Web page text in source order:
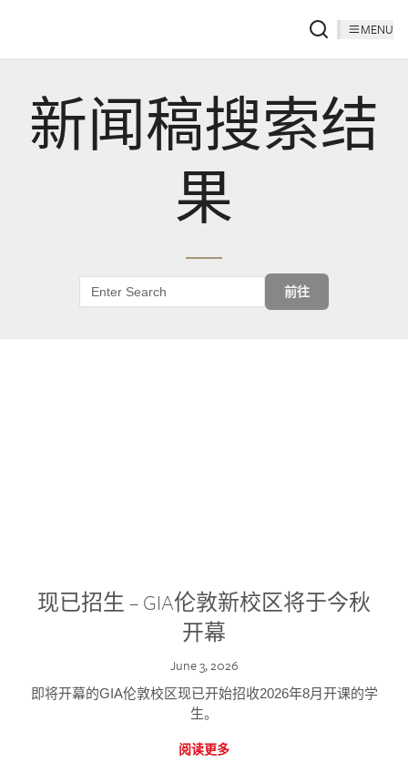
MENU
新闻稿搜索结
果
前往
现已招生 – GIA伦敦新校区将于今秋
开幕
June 3, 2026
即将开幕的GIA伦敦校区现已开始招收2026年8月开课的学
生。
阅读更多